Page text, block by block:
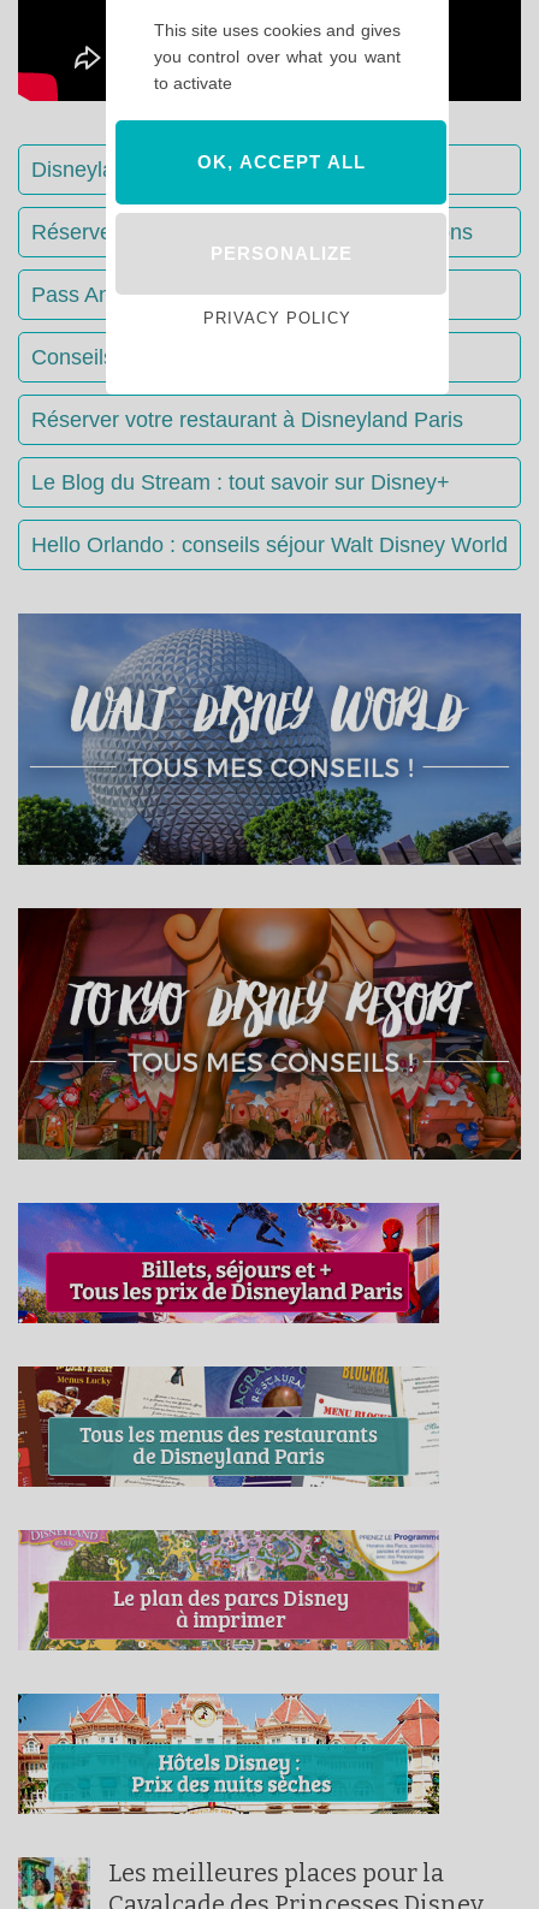
Disneyland Paris : Le guide complet
Réserver votre séjour : toutes les informations
Pass Annuels Disney : informations
Conseils & Astuces Disneyland Paris
Réserver votre restaurant à Disneyland Paris
Le Blog du Stream : tout savoir sur Disney+
Hello Orlando : conseils séjour Walt Disney World
Les meilleures places pour la
This site uses cookies and gives
you control over what you want
to activate
OK, ACCEPT ALL
PERSONALIZE
PRIVACY POLICY